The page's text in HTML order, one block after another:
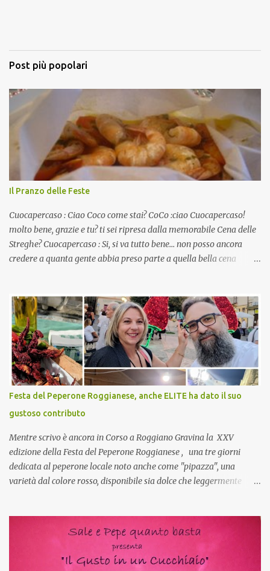
Post più popolari
Il Pranzo delle Feste
Cuocapercaso : Ciao Coco come stai? CoCo :ciao Cuocapercaso!
molto bene, grazie e tu? ti sei ripresa dalla memorabile Cena delle
Streghe? Cuocapercaso : Si, si va tutto bene… non posso ancora
credere a quanta gente abbia preso parte a quella bella cena
pranzo, racconta un po'! Perchè io avrò ospiti e cerco degli spunti...
Cuocapercaso : A dire il vero domenica prossima non preparo
nulla perché vado al Pranzo Aziendale di fine anno organizzato dai
mie capi! CoCo : Pranzo aziendale? Una bella idea! Cuocapercaso :
si, è un modo per riunirsi tutti a fine anno e tirare le somme…
naturalmente mangiando tutti insieme, con grande convivialità!
CoCo : è naturale il cibo, come sappiamo bene, funziona spesso da
collante e anche nel lavoro riesce a creare spesso l’ambiente
favorevole per molte belle opportunità, non trovi? Cuocapercaso :
Si, concordo! …addirittura si dice...
Festa del Peperone Roggianese, anche ELITE ha dato il suo
gustoso contributo
Mentre scrivo è ancora in Corso a Roggiano Gravina la XXV
edizione della Festa del Peperone Roggianese , una tre giorni
dedicata al peperone locale noto anche come "pipazza", una
varietà dal colore rosso, disponibile sia dolce che leggermente
(Pat) della Calabria. Un ingrediente versatile in cucina, utilizzato
fresco o essiccato in ricette della tradizione o in piatti innovativi.
Durante la prima serata dell'evento abbiamo avuto prova della
versatilità di questo ingrediente durante il "2° Concorso